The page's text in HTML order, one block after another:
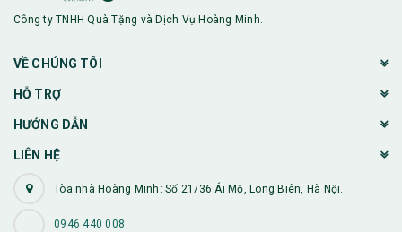
Công ty TNHH Quà Tặng và Dịch Vụ Hoàng Minh.
VỀ CHÚNG TÔI
HỖ TRỢ
HƯỚNG DẪN
LIÊN HỆ
Tòa nhà Hoàng Minh: Số 21/36 Ái Mộ, Long Biên, Hà Nội.
0946 440 008